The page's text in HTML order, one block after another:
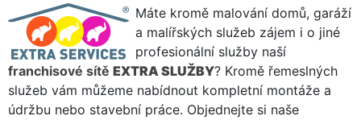
Máte kromě malování domů, garáží
a malířských služeb zájem i o jiné
profesionální služby naší
franchisové sítě EXTRA SLUŽBY? Kromě řemeslných
služeb vám můžeme nabídnout kompletní montáže a
údržbu nebo stavební práce. Objednejte si naše